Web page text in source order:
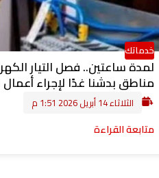
خدماتك
لمدة ساعتين.. فصل التيار
مناطق بدشنا غدًا لإجراء أعمال
الثلاثاء 14 أبريل 2026 1:51 م
متابعة القراءة